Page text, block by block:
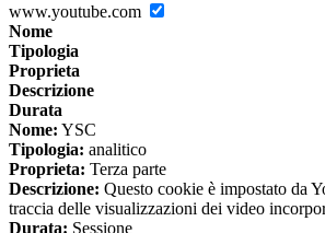
www.youtube.com
Nome
Tipologia
Proprieta
Descrizione
Durata
Nome: YSC
Tipologia: analitico
Proprieta: Terza parte
Descrizione: Questo cookie è impostato da
traccia delle visualizzazioni dei video
Durata: Sessione